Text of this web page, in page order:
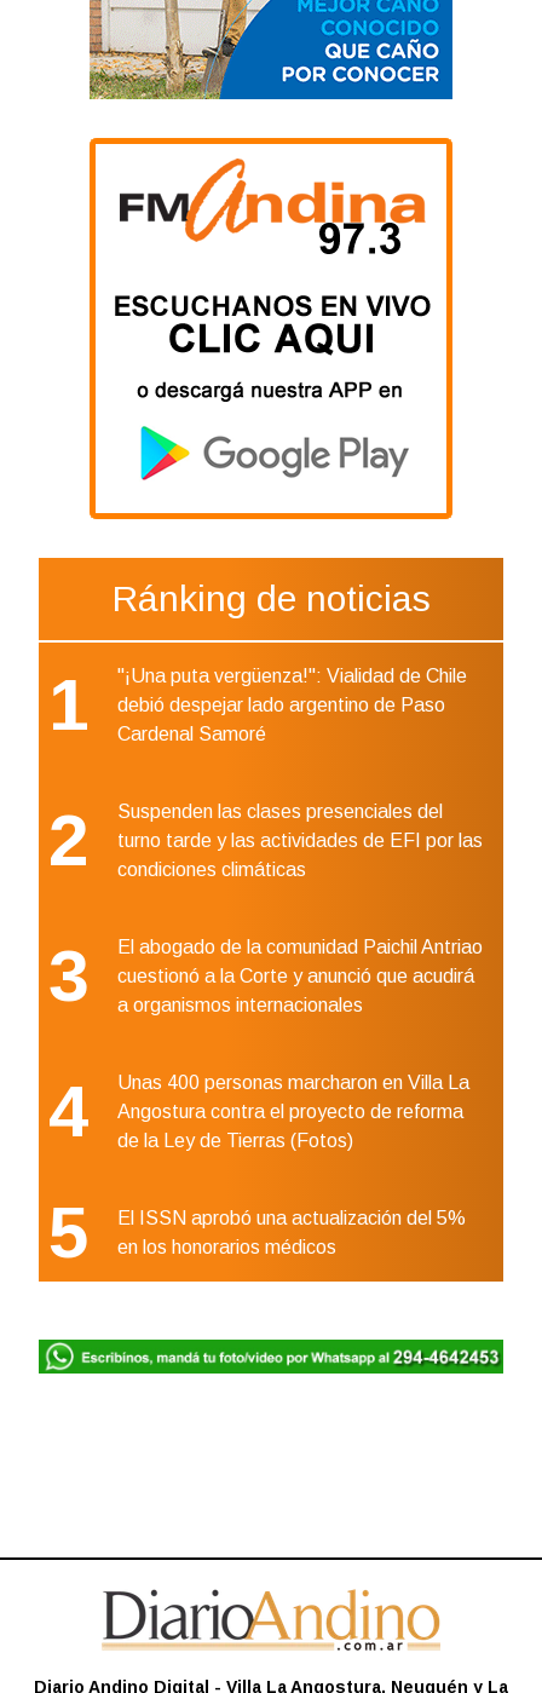
Ránking de noticias
1
"¡Una puta vergüenza!": Vialidad de Chile
debió despejar lado argentino de Paso
Cardenal Samoré
2
Suspenden las clases presenciales del
turno tarde y las actividades de EFI por las
condiciones climáticas
3
El abogado de la comunidad Paichil Antriao
cuestionó a la Corte y anunció que acudirá
a organismos internacionales
4
Unas 400 personas marcharon en Villa La
Angostura contra el proyecto de reforma
de la Ley de Tierras (Fotos)
5
El ISSN aprobó una actualización del 5%
en los honorarios médicos
Diario Andino Digital - Villa La Angostura, Neuquén y La